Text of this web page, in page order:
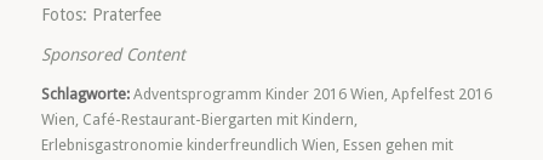
Fotos: Praterfee
Sponsored Content
Schlagworte: Adventsprogramm Kinder 2016 Wien, Apfelfest 2016
Wien, Café-Restaurant-Biergarten mit Kindern,
Erlebnisgastronomie kinderfreundlich Wien, Essen gehen mit